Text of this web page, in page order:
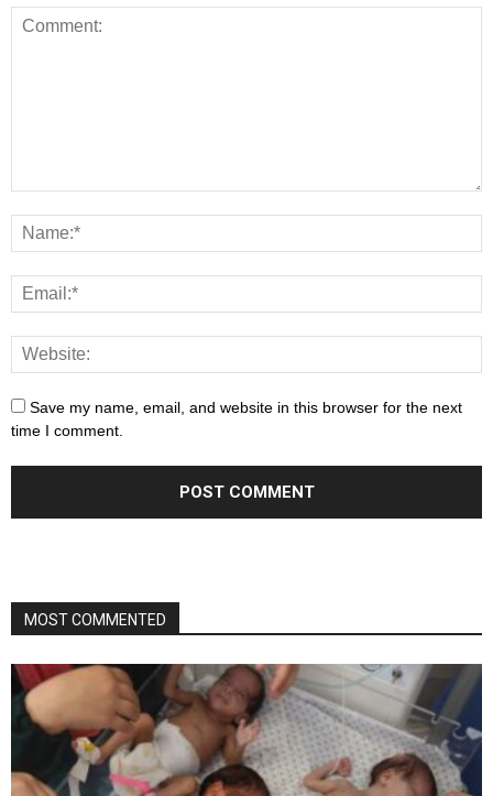
Save my name, email, and website in this browser for the next
time I comment.
MOST COMMENTED